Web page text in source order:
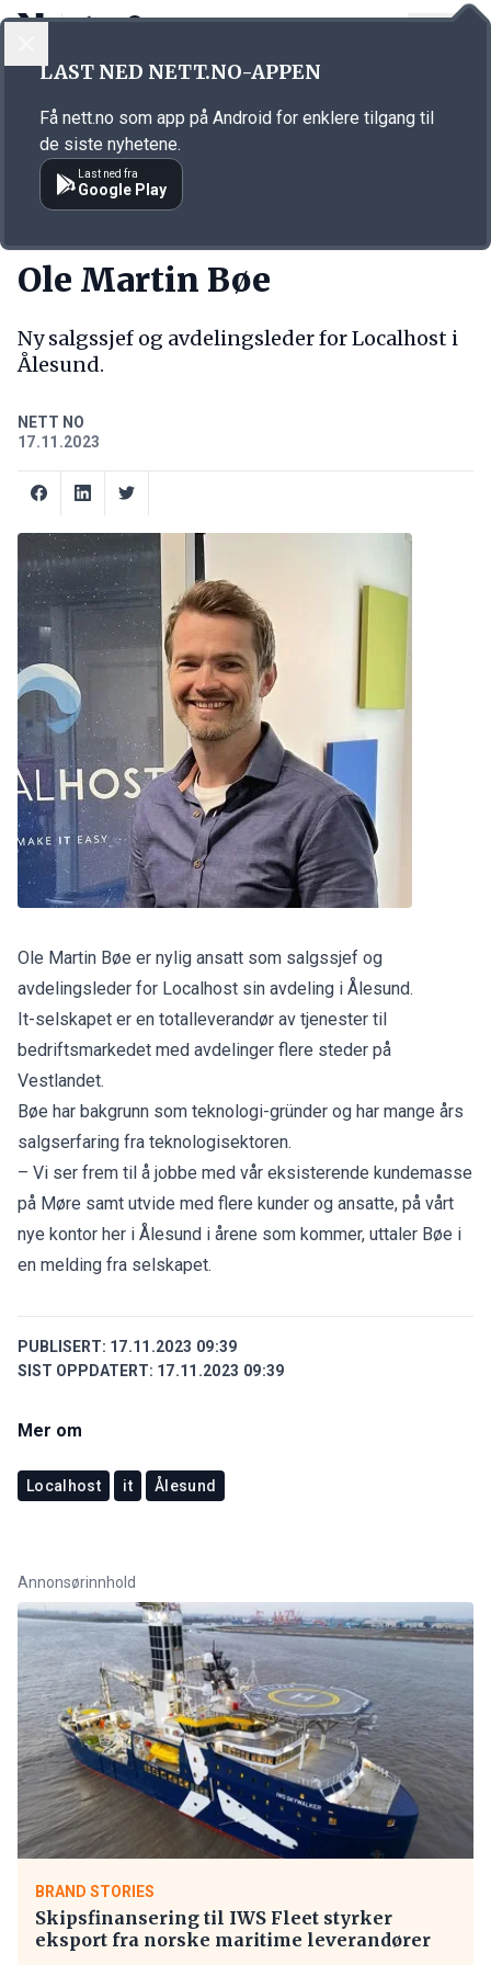
Annonsørinnhold
Ole Martin Bøe
Ny salgssjef og avdelingsleder for Localhost i
Ålesund.
NETT NO
17.11.2023
Ole Martin Bøe er nylig ansatt som salgssjef og
avdelingsleder for Localhost sin avdeling i Ålesund.
It-selskapet er en totalleverandør av tjenester til
bedriftsmarkedet med avdelinger flere steder på
Vestlandet.
Bøe har bakgrunn som teknologi-gründer og har mange års
salgserfaring fra teknologisektoren.
– Vi ser frem til å jobbe med vår eksisterende kundemasse
på Møre samt utvide med flere kunder og ansatte, på vårt
nye kontor her i Ålesund i årene som kommer, uttaler Bøe i
en melding fra selskapet.
PUBLISERT: 17.11.2023 09:39
SIST OPPDATERT: 17.11.2023 09:39
Mer om
Localhost it Ålesund
Annonsørinnhold
BRAND STORIES
Skipsfinansering til IWS Fleet styrker
eksport fra norske maritime leverandører
LAST NED NETT.NO-APPEN
Få nett.no som app på Android for enklere tilgang til
de siste nyhetene.
Last ned fra
Google Play